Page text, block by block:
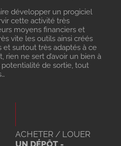
développer un progiciel
cette activité très
moyens financiers et
vite les outils ainsi créés
et surtout très adaptés à ce
rien ne sert d’avoir un bien à
de sortie, tout
ACHETER / LOUER
UN DÉPÔT -